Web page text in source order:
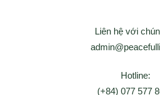
Liên hệ với
Hotline:
(+84) 077 577